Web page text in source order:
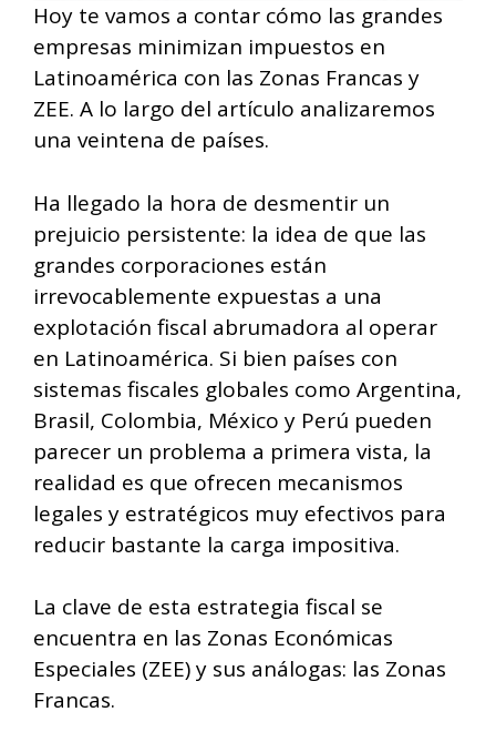
Hoy te vamos a contar cómo las grandes
empresas minimizan impuestos en
Latinoamérica con las Zonas Francas y
ZEE. A lo largo del artículo analizaremos
una veintena de países.
Ha llegado la hora de desmentir un
prejuicio persistente: la idea de que las
grandes corporaciones están
irrevocablemente expuestas a una
explotación fiscal abrumadora al operar
en Latinoamérica. Si bien países con
sistemas fiscales globales como Argentina,
Brasil, Colombia, México y Perú pueden
parecer un problema a primera vista, la
realidad es que ofrecen mecanismos
legales y estratégicos muy efectivos para
reducir bastante la carga impositiva.
La clave de esta estrategia fiscal se
encuentra en las Zonas Económicas
Especiales (ZEE) y sus análogas: las Zonas
Francas.